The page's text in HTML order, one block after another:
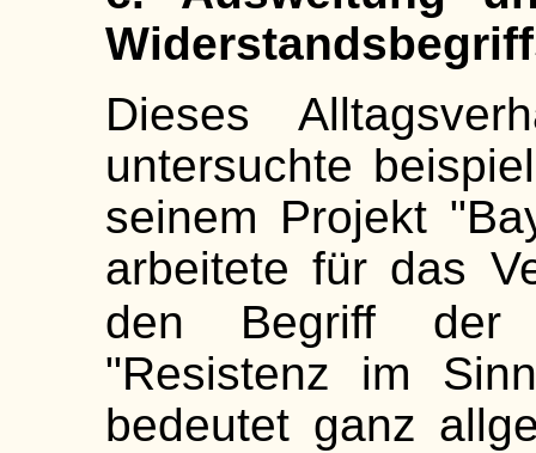
Dieses
untersuchte
seinem Projekt
arbeitete für das
den Begriff der
"Resistenz im
bedeutet ganz